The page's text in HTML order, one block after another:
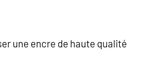
une encre de haute qualité